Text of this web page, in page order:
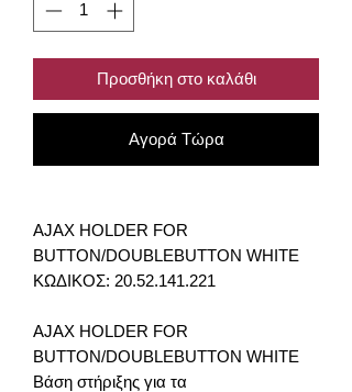
Προσθήκη στο καλάθι
Αγορά Τώρα
AJAX HOLDER FOR
BUTTON/DOUBLEBUTTON WHITE
ΚΩΔΙΚΟΣ: 20.52.141.221
AJAX HOLDER FOR
BUTTON/DOUBLEBUTTON WHITE
Βάση στήριξης για τα